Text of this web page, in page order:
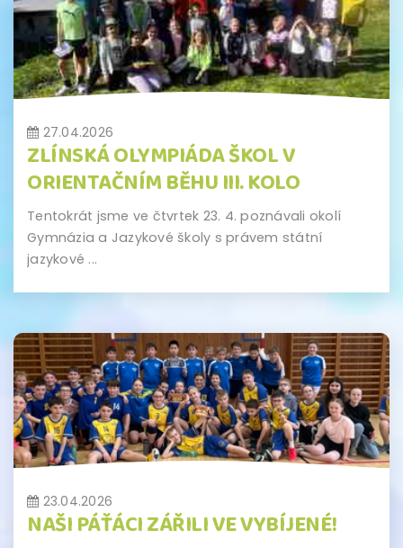
27.04.2026
ZLÍNSKÁ OLYMPIÁDA ŠKOL V
ORIENTAČNÍM BĚHU III. KOLO
Tentokrát jsme ve čtvrtek 23. 4. poznávali okolí
Gymnázia a Jazykové školy s právem státní
jazykové ...
23.04.2026
NAŠI PÁŤÁCI ZÁŘILI VE VYBÍJENÉ!